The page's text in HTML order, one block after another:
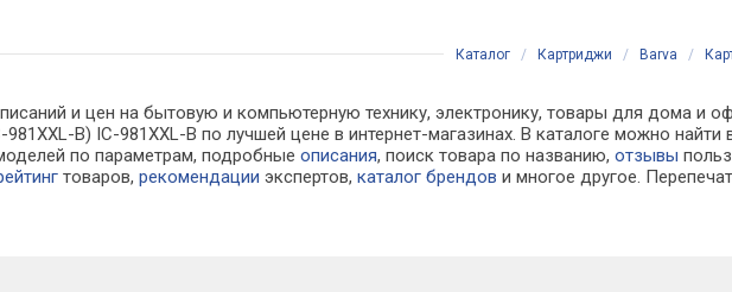
Каталог / Картриджи / Barva /
и цен на бытовую и компьютерную технику, электронику, товары для дома и
981XXL-B) IC-981XXL-B по лучшей цене в интернет-магазинах. В каталоге можно
по параметрам, подробныеописания, поиск товара по названию,отзывы
товаров,рекомендации экспертов,каталог брендов и многое другое.